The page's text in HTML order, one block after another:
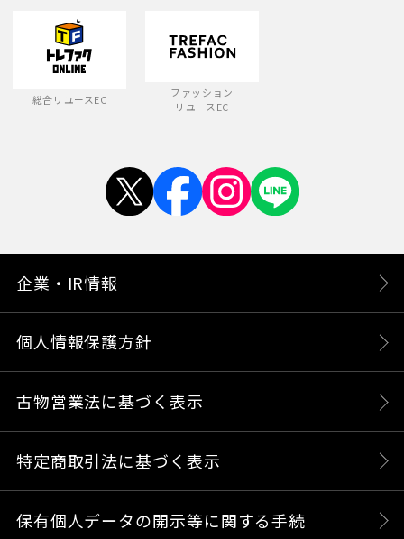
総合リユースEC
ファッション
リユースEC
企業・IR情報
個人情報保護方針
古物営業法に基づく表示
特定商取引法に基づく表示
保有個人データの開示等に関する手続